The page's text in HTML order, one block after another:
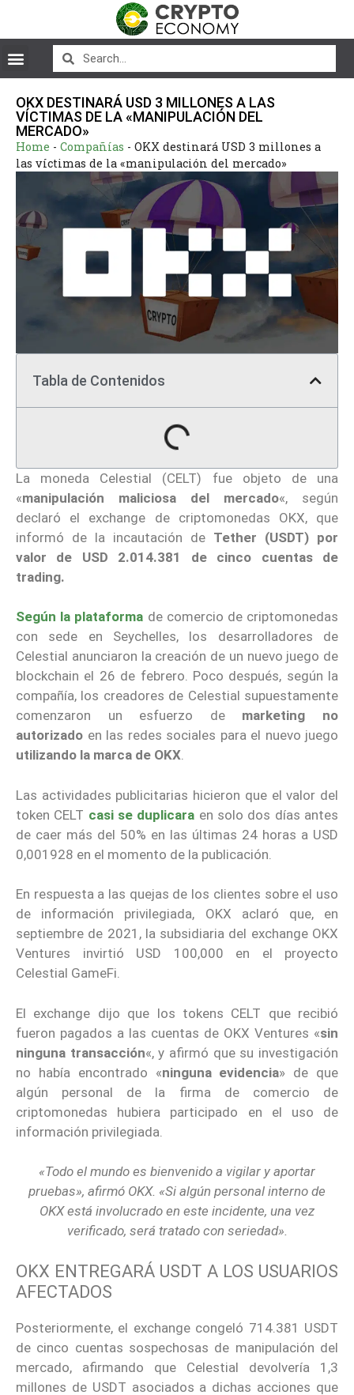
OKX DESTINARÁ USD 3 MILLONES A LAS
VÍCTIMAS DE LA «MANIPULACIÓN DEL
MERCADO»
Home - Compañías - OKX destinará USD 3 millones a
las víctimas de la «manipulación del mercado»
Tabla de Contenidos
La moneda Celestial (CELT) fue objeto de una
«manipulación maliciosa del mercado«, según
declaró el exchange de criptomonedas OKX, que
informó de la incautación de Tether (USDT) por
valor de USD 2.014.381 de cinco cuentas de
trading.
Según la plataforma de comercio de criptomonedas
con sede en Seychelles, los desarrolladores de
Celestial anunciaron la creación de un nuevo juego de
blockchain el 26 de febrero. Poco después, según la
compañía, los creadores de Celestial supuestamente
comenzaron un esfuerzo demarketing no
autorizado en las redes sociales para el nuevo juego
utilizando la marca de OKX.
Las actividades publicitarias hicieron que el valor del
token CELT casi se duplicara en solo dos días antes
de caer más del 50% en las últimas 24 horas a USD
0,001928 en el momento de la publicación.
En respuesta a las quejas de los clientes sobre el uso
de información privilegiada, OKX aclaró que, en
septiembre de 2021, la subsidiaria del exchange OKX
Ventures invirtió USD 100,000 en el proyecto
Celestial GameFi.
El exchange dijo que los tokens CELT que recibió
fueron pagados a las cuentas de OKX Ventures «sin
ninguna transacción«, y afirmó que su investigación
no había encontrado «ninguna evidencia» de que
algún personal de la firma de comercio de
criptomonedas hubiera participado en el uso de
información privilegiada.
«Todo el mundo es bienvenido a vigilar y aportar
pruebas», afirmó OKX. «Si algún personal interno de
OKX está involucrado en este incidente, una vez
verificado, será tratado con seriedad».
OKX ENTREGARÁ USDT A LOS USUARIOS
AFECTADOS
Posteriormente, el exchange congeló 714.381 USDT
de cinco cuentas sospechosas de manipulación del
mercado, afirmando que Celestial devolvería 1,3
millones de USDT asociados a dichas acciones que